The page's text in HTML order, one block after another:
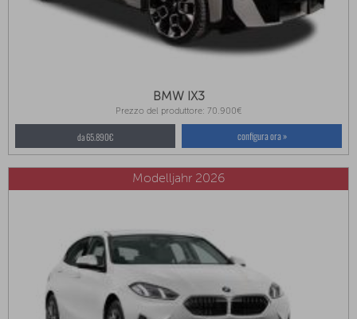
BMW IX3
Prezzo del produttore: 70.900€
da 65.890€ configura ora »
Modelljahr 2026